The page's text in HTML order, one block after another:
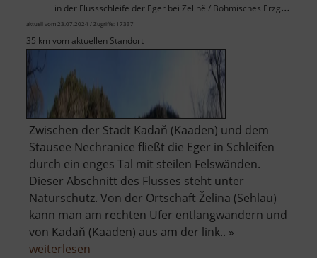
in der Flussschleife der Eger bei Zelině / Böhmisches Erzgebirge
aktuell vom 23.07.2024 / Zugriffe: 17337
35 km vom aktuellen Standort
Zwischen der Stadt Kadaň (Kaaden) und dem
Stausee Nechranice fließt die Eger in Schleifen
durch ein enges Tal mit steilen Felswänden.
Dieser Abschnitt des Flusses steht unter
Naturschutz. Von der Ortschaft Želina (Sehlau)
kann man am rechten Ufer entlangwandern und
von Kadaň (Kaaden) aus am der link.. »
weiterlesen